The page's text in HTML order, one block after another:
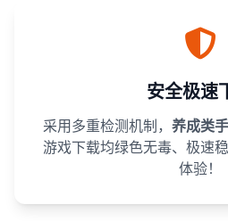
安全极速
采用多重检测机制， 养成类
游戏下载均绿色无毒、极速
体验！